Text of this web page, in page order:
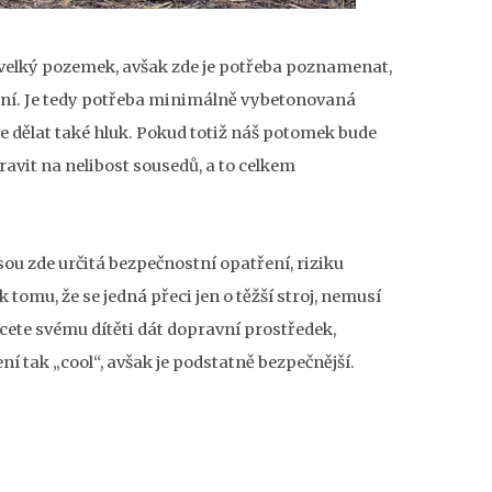
pozemek, avšak zde je potřeba poznamenat,
Je tedy potřeba minimálně vybetonovaná
dělat také hluk. Pokud totiž náš potomek bude
na nelibost sousedů, a to celkem
zde určitá bezpečnostní opatření, riziku
tomu, že se jedná přeci jen o těžší stroj, nemusí
svému dítěti dát dopravní prostředek,
tak „cool“, avšak je podstatně bezpečnější.